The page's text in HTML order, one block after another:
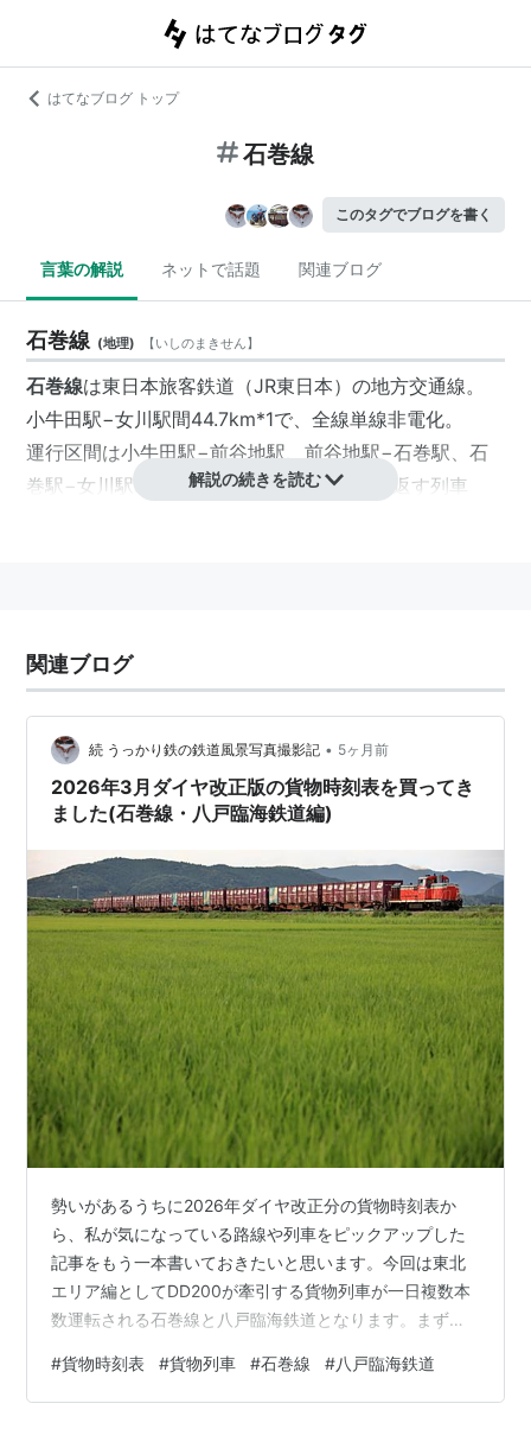
はてなブログ トップ
石巻線
このタグでブログを書く
言葉の解説 ネットで話題 関連ブログ
石巻線 (地理) 【いしのまきせん】
石巻線は東日本旅客鉄道 （JR東日本）の地方交通線。
小牛田駅−女川駅間44.7km*1で、全線単線非電化。
運行区間は小牛田駅−前谷地駅、前谷地駅−石巻駅、石
巻駅 −女川駅の3区間に分かれ、区間内で折返す列車
海に近い所を走る路線ではあるが、
に山が見え、盆地を走っているような感じがする。沢田
駅から浦宿駅までの間は、南側の車窓に万石浦が広が
る。
2011年3月11日の 東日本大震災で被災。
気仙沼線被災に伴い、直通していた快速南三陸の運転
は中止となった。
2011年12月からは、被災した仙石線の輸送を兼ね、快速
南三陸のダイヤを活用した石巻駅 − 仙台駅間の直通快速
を運転開始。仙石線 全線運転再開に伴い、2015年5月29
日限りで運転を終了。
石巻駅 −渡波駅 間は2012年3月17日に復旧。
渡波駅 −浦宿駅間は2013年3月16日に復旧。
2015年3月21日、浦宿駅− 女川駅
間 2.3kmの運転が再開
され、全線復旧。
駅一覧
「えき」は略
接続路線
解説の続きを読む
関連ブログ
続 うっかり鉄の鉄道風景写真撮影記 • 5ヶ月前
2026年3月ダイヤ改正版の貨物時刻表を買ってき
ました(石巻線・八戸臨海鉄道編)
勢いがあるうちに2026年ダイヤ改正分の貨物時刻表か
ら、私が気になっている路線や列車をピックアップした
記事をもう一本書いておきたいと思います。今回は東北
エリア編としてDD200が牽引する貨物列車が一日複数本
数運転される石巻線と八戸臨海鉄道となります。まずは
期列車が4往復、臨時列車が2往復設定されております。
【下り】 1651レ 小牛田604-622 石巻713-820 石巻港
#貨物時刻表 #貨物列車 #石巻線 #八戸臨海鉄道